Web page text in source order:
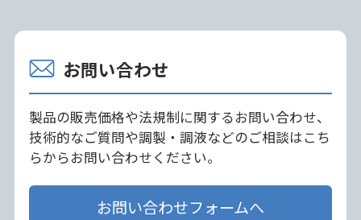
お問い合わせ
製品の販売価格や法規制に関するお問い合わせ、
技術的なご質問や調製・調液などのご相談はこち
らからお問い合わせください。
お問い合わせフォームへ